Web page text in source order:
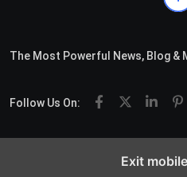
The Most Powerful News, Blog &
Follow Us On:
Exit